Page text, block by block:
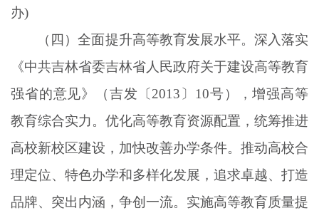
办)
（四）全面提升高等教育发展水平。深入落实
《中共吉林省委吉林省人民政府关于建设高等教育
强省的意见》（吉发〔2013〕10号），增强高等
教育综合实力。优化高等教育资源配置，统筹推进
高校新校区建设，加快改善办学条件。推动高校合
理定位、特色办学和多样化发展，追求卓越、打造
品牌、突出内涵，争创一流。实施高等教育质量提